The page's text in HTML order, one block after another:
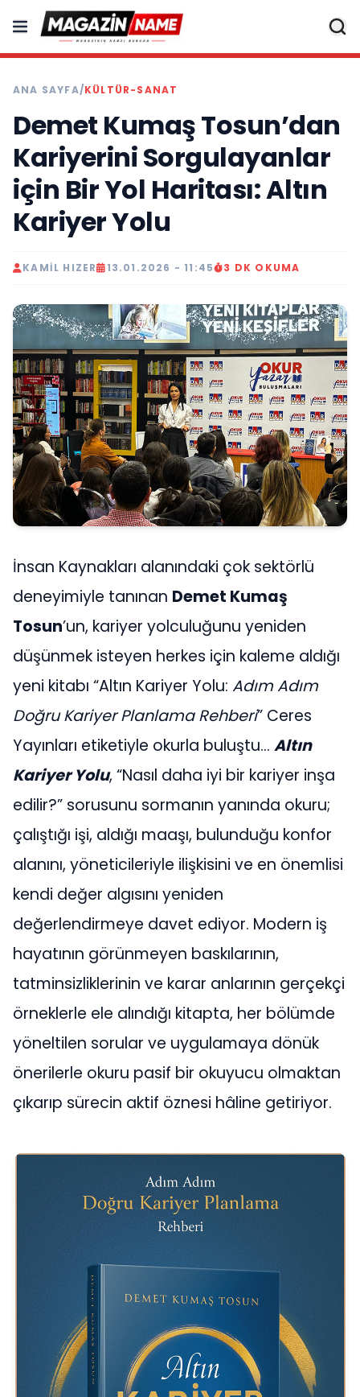
ANA SAYFA/KÜLTÜR-SANAT
Demet Kumaş Tosun’dan
Kariyerini Sorgulayanlar
için Bir Yol Haritası: Altın
Kariyer Yolu
KAMIL HIZER 13.01.2026 - 11:45 3 DK OKUMA
İnsan Kaynakları alanındaki çok sektörlü
deneyimiyle tanınan Demet Kumaş
Tosun’un, kariyer yolculuğunu yeniden
düşünmek isteyen herkes için kaleme aldığı
yeni kitabı “Altın Kariyer Yolu: Adım Adım
Doğru Kariyer Planlama Rehberi” Ceres
Yayınları etiketiyle okurla buluştu… Altın
Kariyer Yolu, “Nasıl daha iyi bir kariyer inşa
edilir?” sorusunu sormanın yanında okuru;
çalıştığı işi, aldığı maaşı, bulunduğu konfor
alanını, yöneticileriyle ilişkisini ve en önemlisi
kendi değer algısını yeniden
değerlendirmeye davet ediyor. Modern iş
hayatının görünmeyen baskılarının,
tatminsizliklerinin ve karar anlarının gerçekçi
örneklerle ele alındığı kitapta, her bölümde
yöneltilen sorular ve uygulamaya dönük
önerilerle okuru pasif bir okuyucu olmaktan
çıkarıp sürecin aktif öznesi hâline getiriyor.